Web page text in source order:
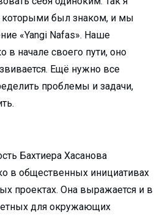
которыми был знаком, и мы
«Yangi Nafas». Наше
начале своего пути, оно
Ещё нужно все
проблемы и задачи,
Бахтиера Хасанова
в общественных инициативах
проектах. Она выражается и в
для окружающих